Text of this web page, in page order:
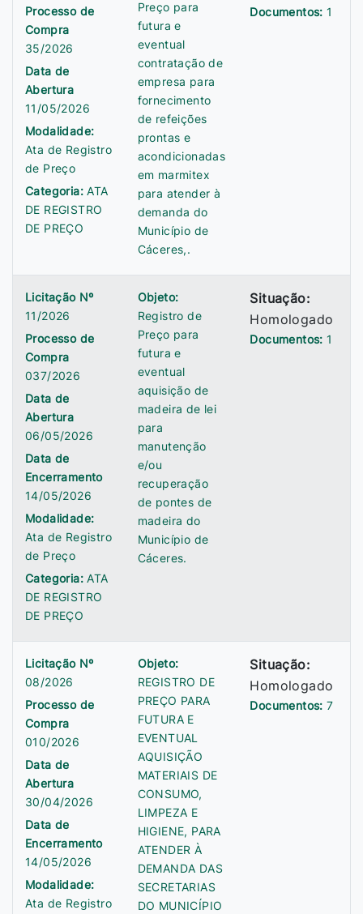
Processo de
Compra
35/2026
Data de
Abertura
11/05/2026
Modalidade:
Ata de Registro
de Preço
Categoria:ATA
DE REGISTRO
DE PREÇO
Preço para
futura e
eventual
contratação de
empresa para
fornecimento
de refeições
prontas e
acondicionadas
em marmitex
para atender à
demanda do
Município de
Cáceres,.
Documentos:1
Licitação Nº
11/2026
Processo de
Compra
037/2026
Data de
Abertura
06/05/2026
Data de
Encerramento
14/05/2026
Modalidade:
Ata de Registro
de Preço
Categoria:ATA
DE REGISTRO
DE PREÇO
Objeto:
Registro de
Preço para
futura e
eventual
aquisição de
madeira de lei
para
manutenção
e/ou
recuperação
de pontes de
madeira do
Município de
Cáceres.
Situação:
Homologado
Documentos: 1
Licitação Nº
08/2026
Processo de
Compra
010/2026
Data de
Abertura
30/04/2026
Data de
Encerramento
14/05/2026
Modalidade:
Ata de Registro
Objeto:
REGISTRO DE
PREÇO PARA
FUTURA E
EVENTUAL
AQUISIÇÃO
MATERIAIS DE
CONSUMO,
LIMPEZA E
HIGIENE, PARA
ATENDER À
DEMANDA DAS
SECRETARIAS
DO MUNICÍPIO
Situação:
Homologado
Documentos:7